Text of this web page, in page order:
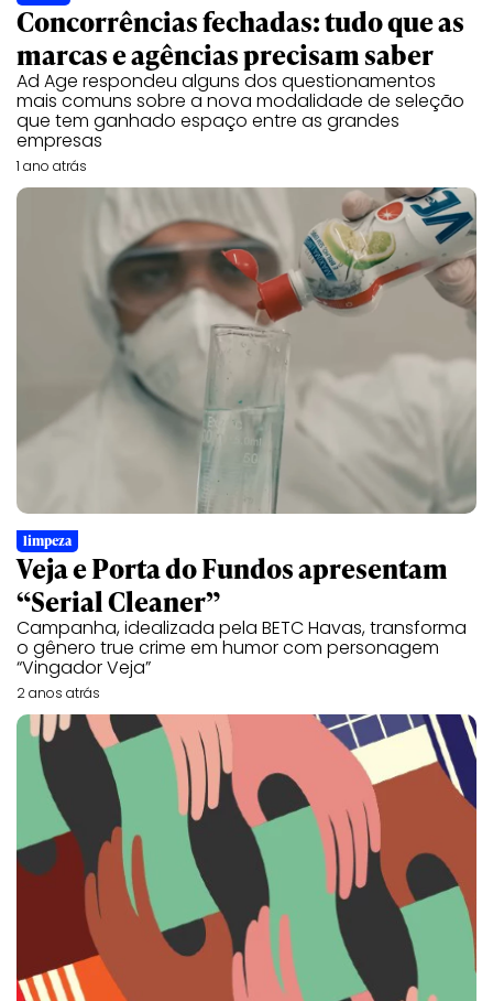
Concorrências fechadas: tudo que as
marcas e agências precisam saber
Ad Age respondeu alguns dos questionamentos
mais comuns sobre a nova modalidade de seleção
que tem ganhado espaço entre as grandes
empresas
1 ano atrás
limpeza
Veja e Porta do Fundos apresentam
“Serial Cleaner”
Campanha, idealizada pela BETC Havas, transforma
o gênero true crime em humor com personagem
“Vingador Veja”
2 anos atrás